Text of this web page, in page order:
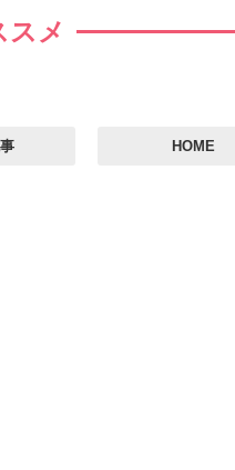
スメ
HOME